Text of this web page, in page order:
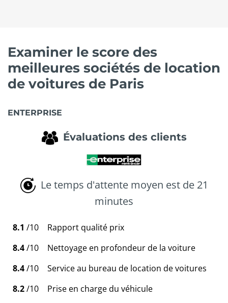
Examiner le score des
meilleures sociétés de location
de voitures de Paris
ENTERPRISE
Évaluations des clients
Le temps d'attente moyen est de 21
minutes
8.1 /10
Rapport qualité prix
8.4/10
Nettoyage en profondeur de la voiture
8.4/10
Service au bureau de location de voitures
8.2/10
Prise en charge du véhicule